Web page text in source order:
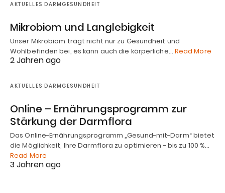
AKTUELLES DARMGESUNDHEIT
Mikrobiom und Langlebigkeit
Unser Mikrobiom trägt nicht nur zu Gesundheit und
Wohlbefinden bei, es kann auch die körperliche… Read More
2 Jahren ago
AKTUELLES DARMGESUNDHEIT
Online – Ernährungsprogramm zur
Stärkung der Darmflora
Das Online-Ernährungsprogramm „Gesund-mit-Darm“ bietet
die Möglichkeit, Ihre Darmflora zu optimieren - bis zu 100 %…
Read More
3 Jahren ago